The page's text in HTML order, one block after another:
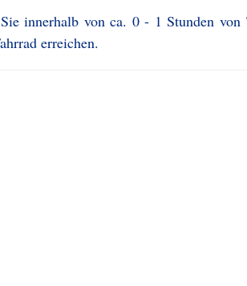
innerhalb von ca. 0 - 1 Stunden
erreichen.